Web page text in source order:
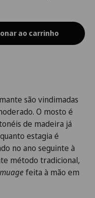
ao carrinho
são vindimadas
O mosto é
de madeira já
estagia é
no ano seguinte à
método tradicional,
feita à mão em